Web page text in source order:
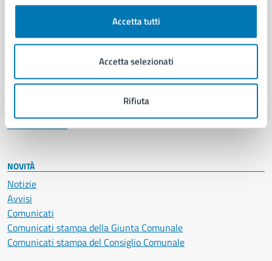
Accetta tutti
Accetta selezionati
Rifiuta
Autorizzazioni
Documenti e certificati
Giustizia e sicurezza pubblica
Imprese e commercio
Salute, benessere e assistenza
Vita lavorativa
NOVITÀ
Notizie
Avvisi
Comunicati
Comunicati stampa della Giunta Comunale
Comunicati stampa del Consiglio Comunale